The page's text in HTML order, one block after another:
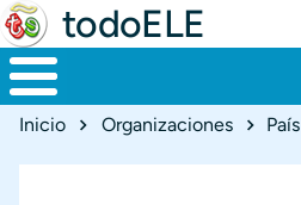
todoELE
Ruta de navegación
Inicio Organizaciones País